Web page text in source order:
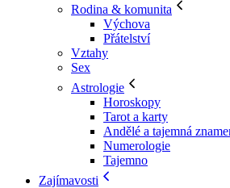
Rodina & komunita
Výchova
Přátelství
Vztahy
Sex
Astrologie
Horoskopy
Tarot a karty
Andělé a tajemná
Numerologie
Tajemno
Zajímavosti